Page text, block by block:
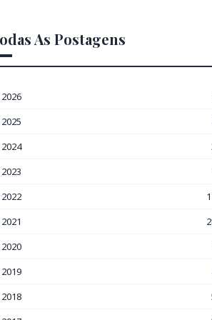
As Postagens
2026
2025
2024
2023
2022
2021
2020
2019
2018